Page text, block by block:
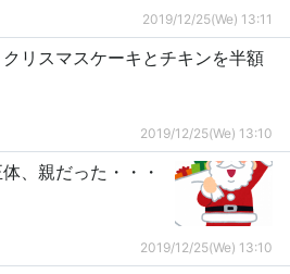
2019/12/25(We) 13:11
クリスマスケーキとチキンを半額
2019/12/25(We) 13:10
、親だった・・・
2019/12/25(We) 13:10